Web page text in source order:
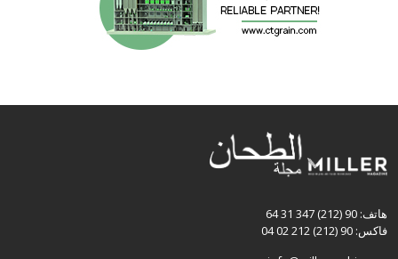
هاتف: 90 (212) 347 31 64
فاكس: 90 (212) 212 02 04